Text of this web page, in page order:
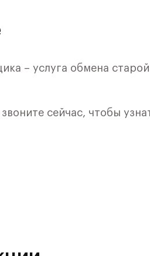
– услуга обмена
сейчас, чтобы
54, Секция 2) в ЖК
— это экологичный